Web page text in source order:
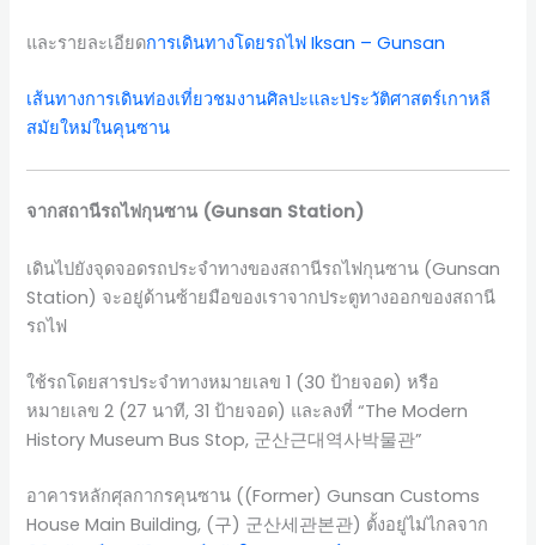
และรายละเอียดการเดินทางโดยรถไฟ Iksan – Gunsan
เส้นทางการเดินท่องเที่ยวชมงานศิลปะและประวัติศาสตร์เกาหลี
สมัยใหม่ในคุนซาน
จากสถานีรถไฟกุนซาน (Gunsan Station)
เดินไปยังจุดจอดรถประจำทางของสถานีรถไฟกุนซาน (Gunsan
Station) จะอยู่ด้านซ้ายมือของเราจากประตูทางออกของสถานี
รถไฟ
ใช้รถโดยสารประจำทางหมายเลข 1 (30 ป้ายจอด) หรือ
หมายเลข 2 (27 นาที, 31 ป้ายจอด) และลงที่ “The Modern
History Museum Bus Stop, 군산근대역사박물관”
อาคารหลักศุลกากรคุนซาน ((Former) Gunsan Customs
House Main Building, (구) 군산세관본관) ตั้งอยู่ไม่ไกลจาก